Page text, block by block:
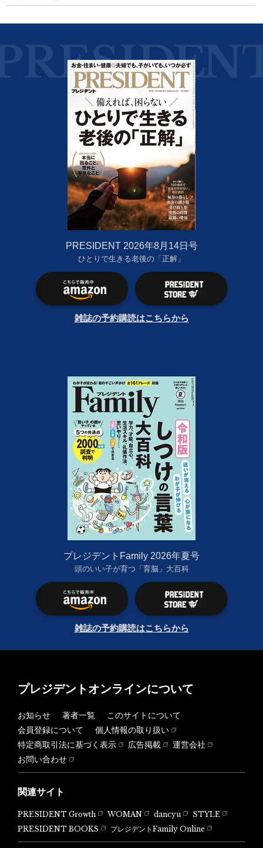
PRESIDENT 2026年8月14日号
ひとりで生きる老後の「正解」
雑誌の予約購読はこちらから
プレジデントFamily 2026年夏号
頭のいい子が育つ「育脳」大百科
雑誌の予約購読はこちらから
プレジデントオンラインについて
お知らせ 著者一覧
このサイトについて
会員登録について
個人情報の取り扱い
特定商取引法に基づく表示
広告掲載
運営会社
お問い合わせ
関連サイト
PRESIDENT Growth WOMAN dancyu
STYLE
PRESIDENT BOOKS
プレジデントFamily Online